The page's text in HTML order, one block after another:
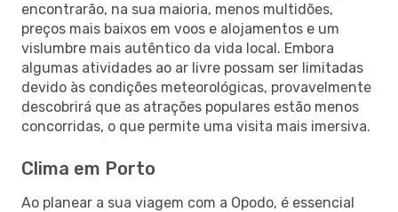
encontrarão, na sua maioria, menos multidões,
preços mais baixos em voos e alojamentos e um
vislumbre mais autêntico da vida local. Embora
algumas atividades ao ar livre possam ser limitadas
devido às condições meteorológicas, provavelmente
descobrirá que as atrações populares estão menos
concorridas, o que permite uma visita mais imersiva.
Clima em Porto
Ao planear a sua viagem com a Opodo, é essencial